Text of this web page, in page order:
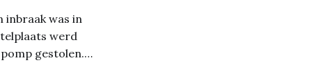
inbraak was in
werd
gestolen.